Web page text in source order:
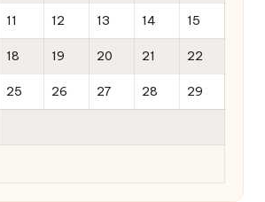
11 12 13 14 15
18 19 20 21 22
25 26 27 28 29